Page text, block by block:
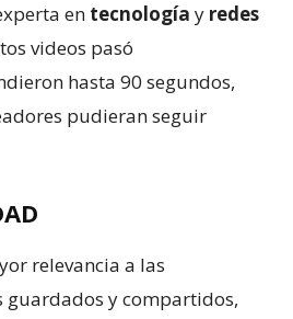
en tecnología y redes
videos pasó
hasta 90 segundos,
pudieran seguir
relevancia a las
guardados y compartidos,